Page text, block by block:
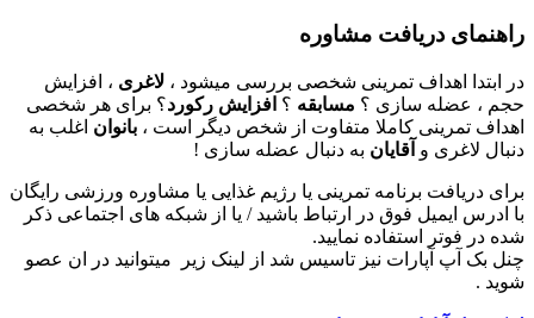
راهنمای دریافت مشاوره
در ابتدا اهداف تمرینی شخصی بررسی میشود ، لاغری ، افزایش
حجم ، عضله سازی ؟ مسابقه ؟ افزایش رکورد؟ برای هر شخصی
اهداف تمرینی کاملا متفاوت از شخص دیگر است ، بانوان اغلب به
دنبال لاغری و آقایان به دنبال عضله سازی !
برای دریافت برنامه تمرینی یا رژیم غذایی یا مشاوره ورزشی رایگان
با ادرس ایمیل فوق در ارتباط باشید / یا از شبکه های اجتماعی ذکر
شده در فوتر استفاده نمایید.
چنل بک آپ آپارات نیز تاسیس شد از لینک زیر میتوانید در ان عصو
شوید .